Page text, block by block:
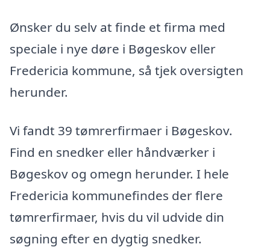
Ønsker du selv at finde et firma med
speciale i nye døre i Bøgeskov eller
Fredericia kommune, så tjek oversigten
herunder.
Vi fandt 39 tømrerfirmaer i Bøgeskov.
Find en snedker eller håndværker i
Bøgeskov og omegn herunder. I hele
Fredericia kommunefindes der flere
tømrerfirmaer, hvis du vil udvide din
søgning efter en dygtig snedker.